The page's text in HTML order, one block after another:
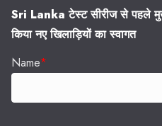
Sri Lanka टेस्ट सीरीज से पहले
किया नए खिलाड़ियों का स्वागत
Name*